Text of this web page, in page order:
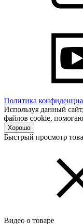
Политика
Используя данный
файлов cookie,
Хорошо
Быстрый просмотр
Видео о товаре